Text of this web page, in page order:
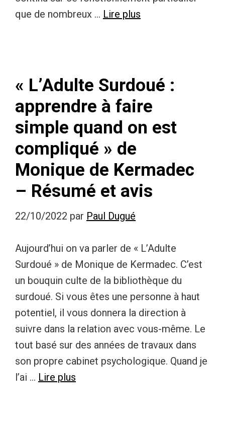
que de nombreux … Lire plus
« L’Adulte Surdoué :
apprendre à faire
simple quand on est
compliqué » de
Monique de Kermadec
– Résumé et avis
22/10/2022 par Paul Dugué
Aujourd’hui on va parler de « L’Adulte
Surdoué » de Monique de Kermadec. C’est
un bouquin culte de la bibliothèque du
surdoué. Si vous êtes une personne à haut
potentiel, il vous donnera la direction à
suivre dans la relation avec vous-même. Le
tout basé sur des années de travaux dans
son propre cabinet psychologique. Quand je
l’ai … Lire plus